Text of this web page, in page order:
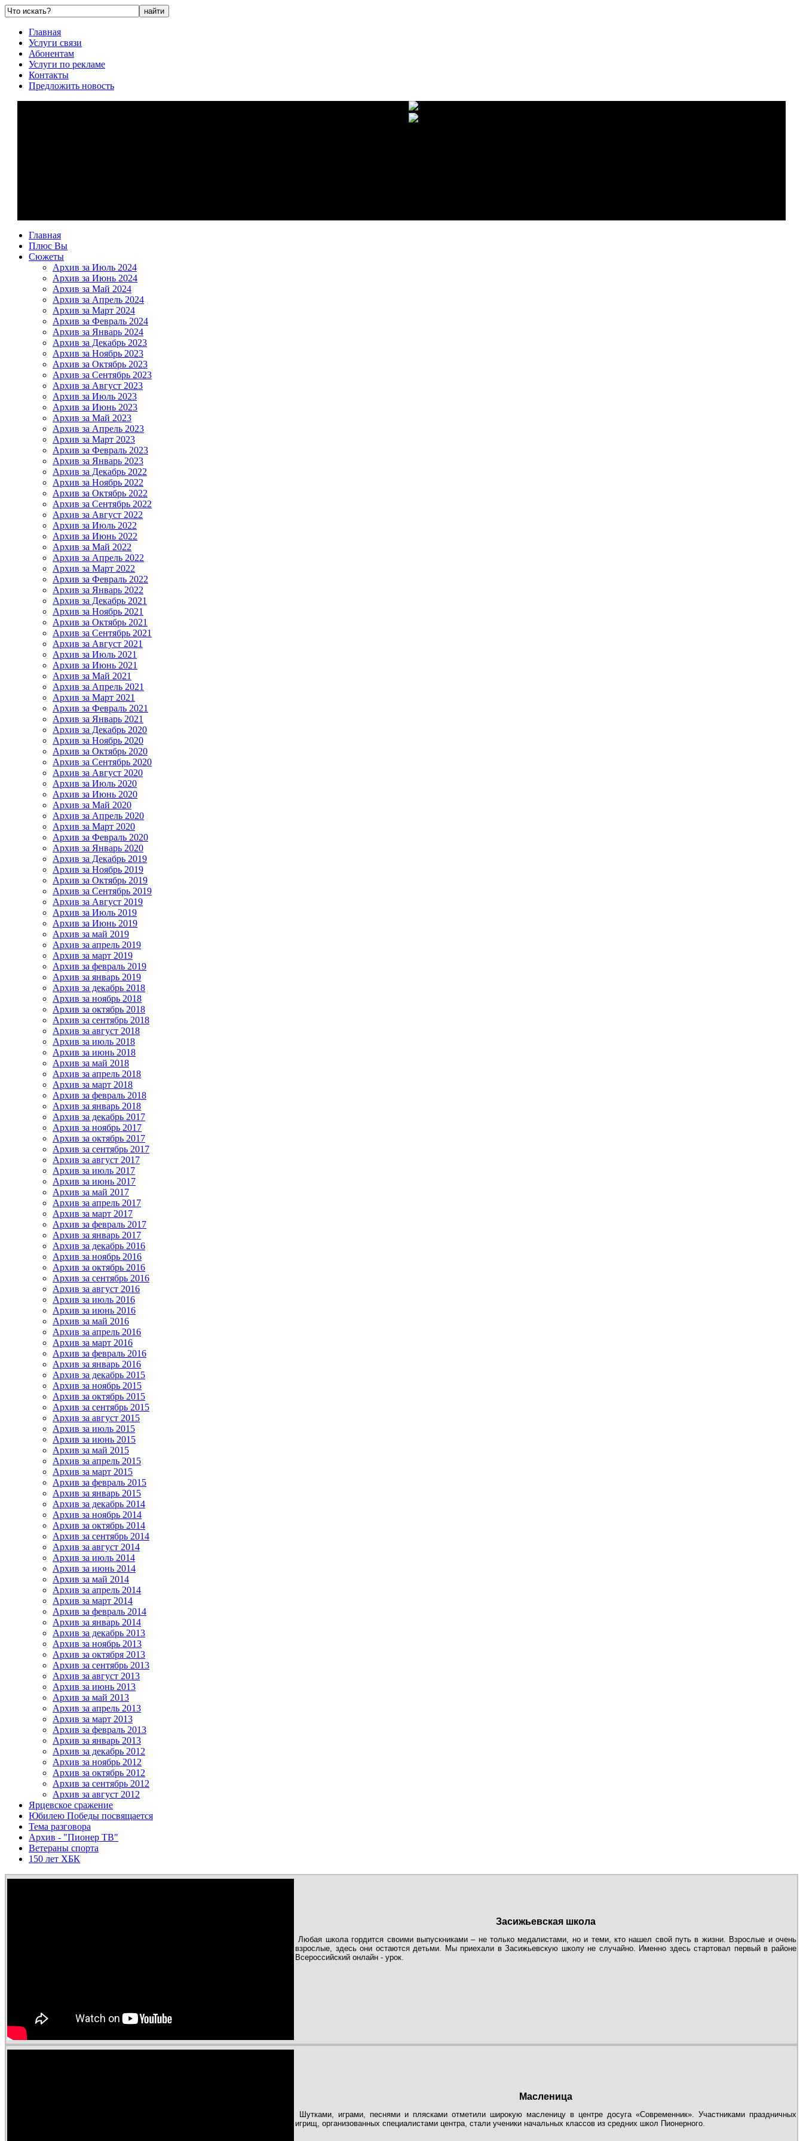
Главная
Услуги связи
Абонентам
Услуги по рекламе
Контакты
Предложить новость
Главная
Плюс Вы
Сюжеты
Архив за Июль 2024
Архив за Июнь 2024
Архив за Май 2024
Архив за Апрель 2024
Архив за Март 2024
Архив за Февраль 2024
Архив за Январь 2024
Архив за Декабрь 2023
Архив за Ноябрь 2023
Архив за Октябрь 2023
Архив за Сентябрь 2023
Архив за Август 2023
Архив за Июль 2023
Архив за Июнь 2023
Архив за Май 2023
Архив за Апрель 2023
Архив за Март 2023
Архив за Февраль 2023
Архив за Январь 2023
Архив за Декабрь 2022
Архив за Ноябрь 2022
Архив за Октябрь 2022
Архив за Сентябрь 2022
Архив за Август 2022
Архив за Июль 2022
Архив за Июнь 2022
Архив за Май 2022
Архив за Апрель 2022
Архив за Март 2022
Архив за Февраль 2022
Архив за Январь 2022
Архив за Декабрь 2021
Архив за Ноябрь 2021
Архив за Октябрь 2021
Архив за Сентябрь 2021
Архив за Август 2021
Архив за Июль 2021
Архив за Июнь 2021
Архив за Май 2021
Архив за Апрель 2021
Архив за Март 2021
Архив за Февраль 2021
Архив за Январь 2021
Архив за Декабрь 2020
Архив за Ноябрь 2020
Архив за Октябрь 2020
Архив за Сентябрь 2020
Архив за Август 2020
Архив за Июль 2020
Архив за Июнь 2020
Архив за Май 2020
Архив за Апрель 2020
Архив за Март 2020
Архив за Февраль 2020
Архив за Январь 2020
Архив за Декабрь 2019
Архив за Ноябрь 2019
Архив за Октябрь 2019
Архив за Сентябрь 2019
Архив за Август 2019
Архив за Июль 2019
Архив за Июнь 2019
Архив за май 2019
Архив за апрель 2019
Архив за март 2019
Архив за февраль 2019
Архив за январь 2019
Архив за декабрь 2018
Архив за ноябрь 2018
Архив за октябрь 2018
Архив за сентябрь 2018
Архив за август 2018
Архив за июль 2018
Архив за июнь 2018
Архив за май 2018
Архив за апрель 2018
Архив за март 2018
Архив за февраль 2018
Архив за январь 2018
Архив за декабрь 2017
Архив за ноябрь 2017
Архив за октябрь 2017
Архив за сентябрь 2017
Архив за август 2017
Архив за июль 2017
Архив за июнь 2017
Архив за май 2017
Архив за апрель 2017
Архив за март 2017
Архив за февраль 2017
Архив за январь 2017
Архив за декабрь 2016
Архив за ноябрь 2016
Архив за октябрь 2016
Архив за сентябрь 2016
Архив за август 2016
Архив за июль 2016
Архив за июнь 2016
Архив за май 2016
Архив за апрель 2016
Архив за март 2016
Архив за февраль 2016
Архив за январь 2016
Архив за декабрь 2015
Архив за ноябрь 2015
Архив за октябрь 2015
Архив за сентябрь 2015
Архив за август 2015
Архив за июль 2015
Архив за июнь 2015
Архив за май 2015
Архив за апрель 2015
Архив за март 2015
Архив за февраль 2015
Архив за январь 2015
Архив за декабрь 2014
Архив за ноябрь 2014
Архив за октябрь 2014
Архив за сентябрь 2014
Архив за август 2014
Архив за июль 2014
Архив за июнь 2014
Архив за май 2014
Архив за апрель 2014
Архив за март 2014
Архив за февраль 2014
Архив за январь 2014
Архив за декабрь 2013
Архив за ноябрь 2013
Архив за октября 2013
Архив за сентябрь 2013
Архив за август 2013
Архив за июнь 2013
Архив за май 2013
Архив за апрель 2013
Архив за март 2013
Архив за февраль 2013
Архив за январь 2013
Архив за декабрь 2012
Архив за ноябрь 2012
Архив за октябрь 2012
Архив за сентябрь 2012
Архив за август 2012
Ярцевское сражение
Юбилею Победы посвящается
Тема разговора
Архив - "Пионер ТВ"
Ветераны спорта
150 лет ХБК
Засижьевская школа
Любая школа гордится своими выпускниками – не только медалистами, но и теми, кто нашел свой путь в жизни. Взрослые и очень
взрослые, здесь они остаются детьми. Мы приехали в Засижьевскую школу не случайно. Именно здесь стартовал первый в районе
Всероссийский онлайн - урок.
Масленица
Шутками, играми, песнями и плясками отметили широкую масленицу в центре досуга «Современник». Участниками праздничных
игрищ, организованных специалистами центра, стали ученики начальных классов из средних школ Пионерного.